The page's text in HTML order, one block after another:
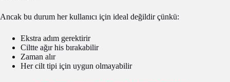
Ancak bu durum her kullanıcı için ideal değildir çünkü:
Ekstra adım gerektirir
Ciltte ağır his bırakabilir
Zaman alır
Her cilt tipi için uygun olmayabilir